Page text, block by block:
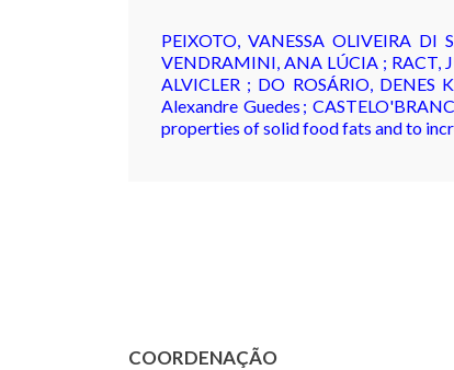
PEIXOTO, VANESSA OLIVEIRA
VENDRAMINI, ANA LÚCIA ; RACT,
ALVICLER ; DO ROSÁRIO,
Alexandre Guedes ;
properties of solid food fats and to
COORDENAÇÃO